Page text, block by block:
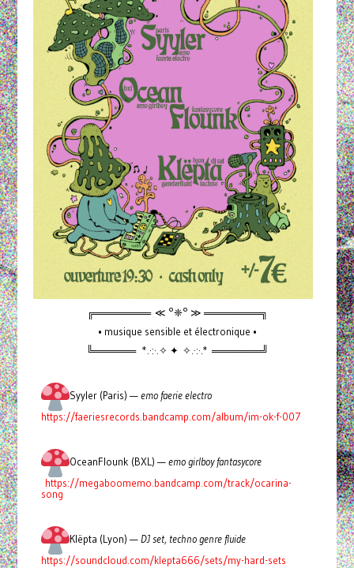
╔════════ ≪ °❈° ≫ ════════╗
• musique sensible et électronique •
╚══════ *.·:·.✧ ✦ ✧.·:·.* ═══════╝
Syyler (Paris) —emo faerie electro
https://faeriesrecords.bandcamp.com/album/im-ok-f-007
OceanFlounk (BXL) —emo girlboy fantasycore
https://megaboomemo.bandcamp.com/track/ocarina-
song
Klëpta (Lyon) —DJ set, techno genre fluide
https://soundcloud.com/klepta666/sets/my-hard-sets